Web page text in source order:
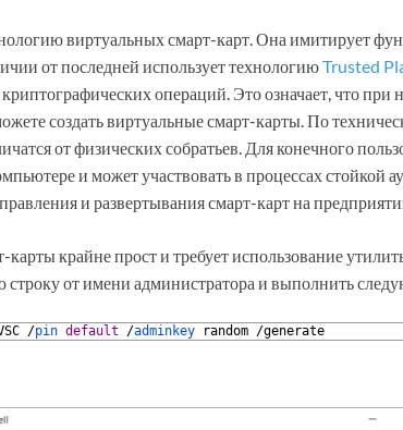
виртуальных смарт-карт. Она имитирует
от последней использует технологиюTrusted
операций. Это означает, что при
создать виртуальные смарт-карты. По
от физических собратьев. Для конечного
и может участвовать в процессах стойкой
и развертывания смарт-карт на
крайне прост и требует использование
от имени администратора и выполнить
/pin default /adminkey random /generate